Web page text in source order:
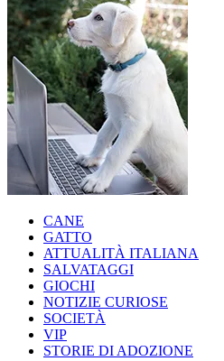
CANE
GATTO
ATTUALITÀ ITALIANA
SALVATAGGI
GIOCHI
NOTIZIE CURIOSE
SOCIETÀ
VIP
STORIE DI ADOZIONE